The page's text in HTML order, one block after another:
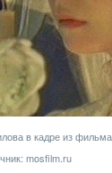
в кадре из
mosfilm.ru